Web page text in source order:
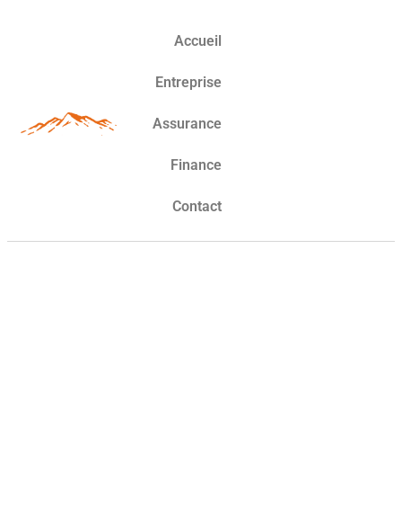
Accueil
Entreprise
Assurance
Finance
Contact